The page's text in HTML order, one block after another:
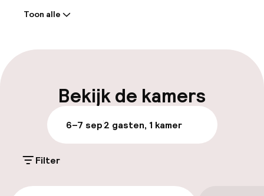
Meertalige medewerkers
Parkeren & mobiliteit
Parkeerservice
Toon alle
Bekijk de kamers
6–7 sep2 gasten, 1 kamer
Filter